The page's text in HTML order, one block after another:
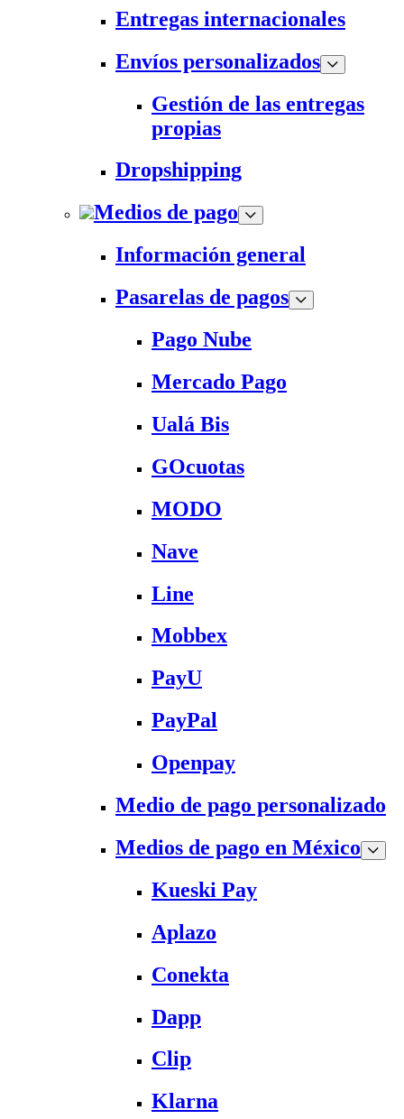
Entregas internacionales
Envíos personalizados
Gestión de las entregas
propias
Dropshipping
Medios de pago
Información general
Pasarelas de pagos
Pago Nube
Mercado Pago
Ualá Bis
GOcuotas
MODO
Nave
Line
Mobbex
PayU
PayPal
Openpay
Medio de pago personalizado
Medios de pago en México
Kueski Pay
Aplazo
Conekta
Dapp
Clip
Klarna